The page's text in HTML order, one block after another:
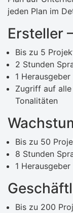
jeden Plan im
Ersteller
Bis zu 5
2 Stunden
1 Herausgeber
Zugriff auf
Tonalitäten
Bis zu 50
8 Stunden
1 Herausgeber
Bis zu 200